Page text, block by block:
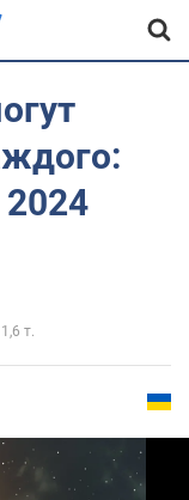
2024
1,6 т.